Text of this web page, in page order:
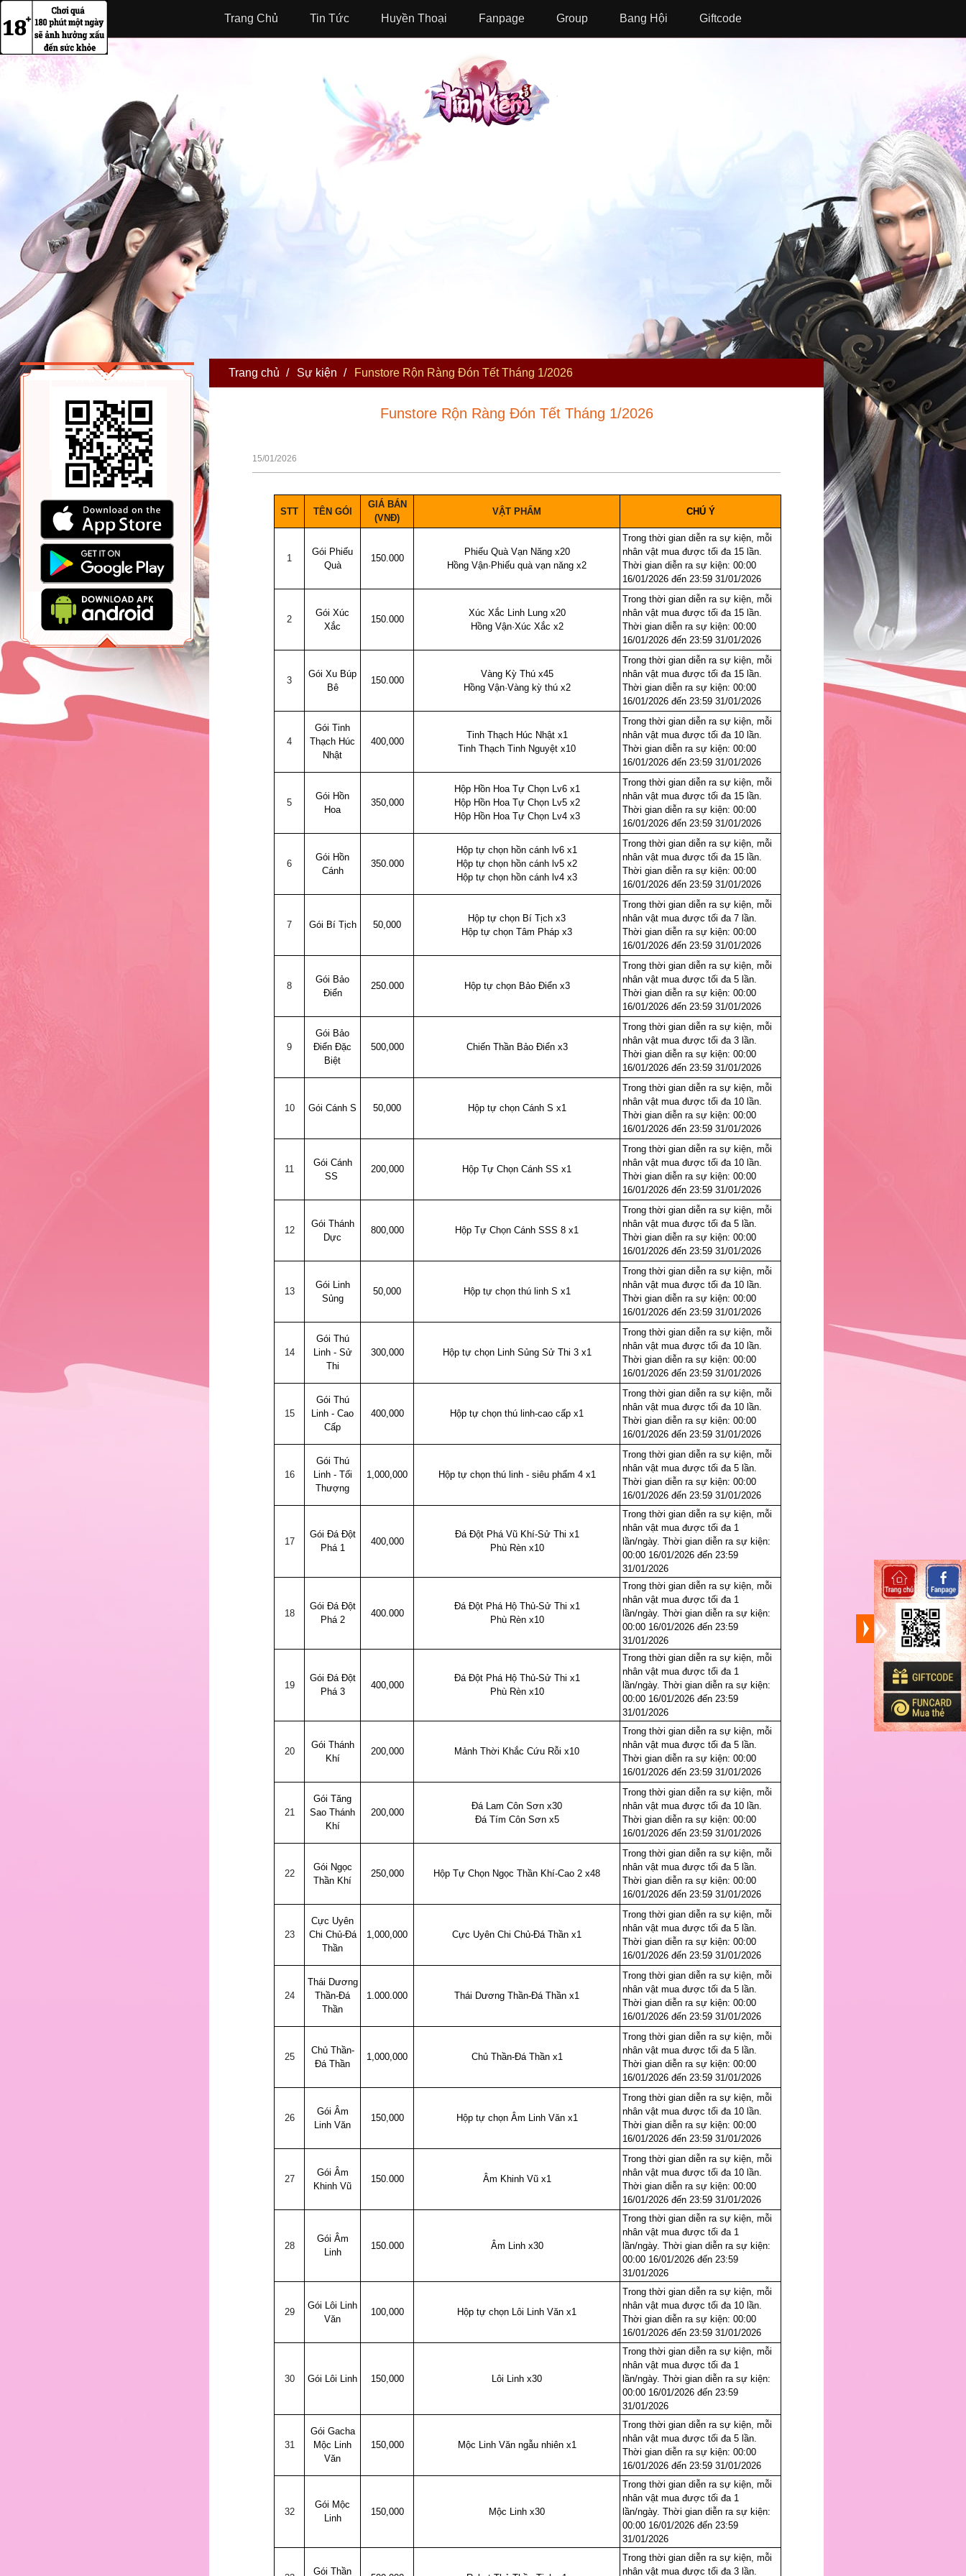
Trang Chủ Tin Tức Huyền Thoại Fanpage Group Bang Hội Giftcode
TẢI GAME Trang chủ / Sự kiện / Funstore Rộn Ràng Đón Tết Tháng 1/2026
Funstore Rộn Ràng Đón Tết Tháng 1/2026
15/01/2026
STT TÊN GÓI
GIÁ BÁN
(VNĐ)
VẬT PHẨM CHÚ Ý
1
Gói Phiếu
Quà
150.000
Phiếu Quà Vạn Năng x20
Hồng Vận·Phiếu quà vạn năng x2
Trong thời gian diễn ra sự kiện, mỗi
nhân vật mua được tối đa 15 lần.
Thời gian diễn ra sự kiện: 00:00
16/01/2026 đến 23:59 31/01/2026
2
Gói Xúc
Xắc
150.000
Xúc Xắc Linh Lung x20
Hồng Vận·Xúc Xắc x2
Trong thời gian diễn ra sự kiện, mỗi
nhân vật mua được tối đa 15 lần.
Thời gian diễn ra sự kiện: 00:00
16/01/2026 đến 23:59 31/01/2026
3
Gói Xu Búp
Bê
150.000
Vàng Kỳ Thú x45
Hồng Vận·Vàng kỳ thú x2
Trong thời gian diễn ra sự kiện, mỗi
nhân vật mua được tối đa 15 lần.
Thời gian diễn ra sự kiện: 00:00
16/01/2026 đến 23:59 31/01/2026
4
Gói Tinh
Thạch Húc
Nhật
400,000
Tinh Thạch Húc Nhật x1
Tinh Thạch Tinh Nguyệt x10
Trong thời gian diễn ra sự kiện, mỗi
nhân vật mua được tối đa 10 lần.
Thời gian diễn ra sự kiện: 00:00
16/01/2026 đến 23:59 31/01/2026
5
Gói Hồn
Hoa
350,000
Hộp Hồn Hoa Tự Chọn Lv6 x1
Hộp Hồn Hoa Tự Chọn Lv5 x2
Hộp Hồn Hoa Tự Chọn Lv4 x3
Trong thời gian diễn ra sự kiện, mỗi
nhân vật mua được tối đa 15 lần.
Thời gian diễn ra sự kiện: 00:00
16/01/2026 đến 23:59 31/01/2026
6
Gói Hồn
Cánh
350.000
Hộp tự chọn hồn cánh lv6 x1
Hộp tự chọn hồn cánh lv5 x2
Hộp tự chọn hồn cánh lv4 x3
Trong thời gian diễn ra sự kiện, mỗi
nhân vật mua được tối đa 15 lần.
Thời gian diễn ra sự kiện: 00:00
16/01/2026 đến 23:59 31/01/2026
7 Gói Bí Tịch 50,000
Hộp tự chọn Bí Tịch x3
Hộp tự chọn Tâm Pháp x3
Trong thời gian diễn ra sự kiện, mỗi
nhân vật mua được tối đa 7 lần.
Thời gian diễn ra sự kiện: 00:00
16/01/2026 đến 23:59 31/01/2026
8
Gói Bảo
Điển
250.000 Hộp tự chọn Bảo Điển x3
Trong thời gian diễn ra sự kiện, mỗi
nhân vật mua được tối đa 5 lần.
Thời gian diễn ra sự kiện: 00:00
16/01/2026 đến 23:59 31/01/2026
9
Gói Bảo
Điển Đặc
Biệt
500,000 Chiến Thần Bảo Điển x3
Trong thời gian diễn ra sự kiện, mỗi
nhân vật mua được tối đa 3 lần.
Thời gian diễn ra sự kiện: 00:00
16/01/2026 đến 23:59 31/01/2026
10 Gói Cánh S 50,000 Hộp tự chọn Cánh S x1
Trong thời gian diễn ra sự kiện, mỗi
nhân vật mua được tối đa 10 lần.
Thời gian diễn ra sự kiện: 00:00
16/01/2026 đến 23:59 31/01/2026
11
Gói Cánh
SS
200,000 Hộp Tự Chọn Cánh SS x1
Trong thời gian diễn ra sự kiện, mỗi
nhân vật mua được tối đa 10 lần.
Thời gian diễn ra sự kiện: 00:00
16/01/2026 đến 23:59 31/01/2026
12
Gói Thánh
Dực
800,000 Hộp Tự Chọn Cánh SSS 8 x1
Trong thời gian diễn ra sự kiện, mỗi
nhân vật mua được tối đa 5 lần.
Thời gian diễn ra sự kiện: 00:00
16/01/2026 đến 23:59 31/01/2026
13
Gói Linh
Sủng
50,000 Hộp tự chọn thú linh S x1
Trong thời gian diễn ra sự kiện, mỗi
nhân vật mua được tối đa 10 lần.
Thời gian diễn ra sự kiện: 00:00
16/01/2026 đến 23:59 31/01/2026
14
Gói Thú
Linh - Sử
Thi
300,000 Hộp tự chọn Linh Sủng Sử Thi 3 x1
Trong thời gian diễn ra sự kiện, mỗi
nhân vật mua được tối đa 10 lần.
Thời gian diễn ra sự kiện: 00:00
16/01/2026 đến 23:59 31/01/2026
15
Gói Thú
Linh - Cao
Cấp
400,000 Hộp tự chọn thú linh-cao cấp x1
Trong thời gian diễn ra sự kiện, mỗi
nhân vật mua được tối đa 10 lần.
Thời gian diễn ra sự kiện: 00:00
16/01/2026 đến 23:59 31/01/2026
16
Gói Thú
Linh - Tối
Thượng
1,000,000 Hộp tự chọn thú linh - siêu phẩm 4 x1
Trong thời gian diễn ra sự kiện, mỗi
nhân vật mua được tối đa 5 lần.
Thời gian diễn ra sự kiện: 00:00
16/01/2026 đến 23:59 31/01/2026
17
Gói Đá Đột
Phá 1
400,000
Đá Đột Phá Vũ Khí-Sử Thi x1
Phù Rèn x10
Trong thời gian diễn ra sự kiện, mỗi
nhân vật mua được tối đa 1
lần/ngày. Thời gian diễn ra sự kiện:
00:00 16/01/2026 đến 23:59
31/01/2026
18
Gói Đá Đột
Phá 2
400.000
Đá Đột Phá Hộ Thủ-Sử Thi x1
Phù Rèn x10
Trong thời gian diễn ra sự kiện, mỗi
nhân vật mua được tối đa 1
lần/ngày. Thời gian diễn ra sự kiện:
00:00 16/01/2026 đến 23:59
31/01/2026
19
Gói Đá Đột
Phá 3
400,000
Đá Đột Phá Hộ Thủ-Sử Thi x1
Phù Rèn x10
Trong thời gian diễn ra sự kiện, mỗi
nhân vật mua được tối đa 1
lần/ngày. Thời gian diễn ra sự kiện:
00:00 16/01/2026 đến 23:59
31/01/2026
20
Gói Thánh
Khí
200,000 Mảnh Thời Khắc Cứu Rỗi x10
Trong thời gian diễn ra sự kiện, mỗi
nhân vật mua được tối đa 5 lần.
Thời gian diễn ra sự kiện: 00:00
16/01/2026 đến 23:59 31/01/2026
21
Gói Tăng
Sao Thánh
Khí
200,000
Đá Lam Côn Sơn x30
Đá Tím Côn Sơn x5
Trong thời gian diễn ra sự kiện, mỗi
nhân vật mua được tối đa 10 lần.
Thời gian diễn ra sự kiện: 00:00
16/01/2026 đến 23:59 31/01/2026
22
Gói Ngọc
Thần Khí
250,000 Hộp Tự Chọn Ngọc Thần Khí-Cao 2 x48
Trong thời gian diễn ra sự kiện, mỗi
nhân vật mua được tối đa 5 lần.
Thời gian diễn ra sự kiện: 00:00
16/01/2026 đến 23:59 31/01/2026
23
Cực Uyên
Chi Chủ-Đá
Thần
1,000,000 Cực Uyên Chi Chủ-Đá Thần x1
Trong thời gian diễn ra sự kiện, mỗi
nhân vật mua được tối đa 5 lần.
Thời gian diễn ra sự kiện: 00:00
16/01/2026 đến 23:59 31/01/2026
24
Thái Dương
Thần-Đá
Thần
1.000.000 Thái Dương Thần-Đá Thần x1
Trong thời gian diễn ra sự kiện, mỗi
nhân vật mua được tối đa 5 lần.
Thời gian diễn ra sự kiện: 00:00
16/01/2026 đến 23:59 31/01/2026
25
Chủ Thần-
Đá Thần
1,000,000 Chủ Thần-Đá Thần x1
Trong thời gian diễn ra sự kiện, mỗi
nhân vật mua được tối đa 5 lần.
Thời gian diễn ra sự kiện: 00:00
16/01/2026 đến 23:59 31/01/2026
26
Gói Âm
Linh Văn
150,000 Hộp tự chọn Âm Linh Văn x1
Trong thời gian diễn ra sự kiện, mỗi
nhân vật mua được tối đa 10 lần.
Thời gian diễn ra sự kiện: 00:00
16/01/2026 đến 23:59 31/01/2026
27
Gói Âm
Khinh Vũ
150.000 Âm Khinh Vũ x1
Trong thời gian diễn ra sự kiện, mỗi
nhân vật mua được tối đa 10 lần.
Thời gian diễn ra sự kiện: 00:00
16/01/2026 đến 23:59 31/01/2026
28
Gói Âm
Linh
150.000 Âm Linh x30
Trong thời gian diễn ra sự kiện, mỗi
nhân vật mua được tối đa 1
lần/ngày. Thời gian diễn ra sự kiện:
00:00 16/01/2026 đến 23:59
31/01/2026
29
Gói Lôi Linh
Văn
100,000 Hộp tự chọn Lôi Linh Văn x1
Trong thời gian diễn ra sự kiện, mỗi
nhân vật mua được tối đa 10 lần.
Thời gian diễn ra sự kiện: 00:00
16/01/2026 đến 23:59 31/01/2026
30 Gói Lôi Linh 150,000 Lôi Linh x30
Trong thời gian diễn ra sự kiện, mỗi
nhân vật mua được tối đa 1
lần/ngày. Thời gian diễn ra sự kiện:
00:00 16/01/2026 đến 23:59
31/01/2026
31
Gói Gacha
Mộc Linh
Văn
150,000 Mộc Linh Văn ngẫu nhiên x1
Trong thời gian diễn ra sự kiện, mỗi
nhân vật mua được tối đa 5 lần.
Thời gian diễn ra sự kiện: 00:00
16/01/2026 đến 23:59 31/01/2026
32
Gói Mộc
Linh
150,000 Mộc Linh x30
Trong thời gian diễn ra sự kiện, mỗi
nhân vật mua được tối đa 1
lần/ngày. Thời gian diễn ra sự kiện:
00:00 16/01/2026 đến 23:59
31/01/2026
Gói Thần
Trong thời gian diễn ra sự kiện, mỗi
nhân vật mua được tối đa 3 lần.